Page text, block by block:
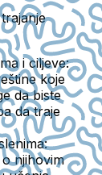
i ciljeve:
koje
da biste
da traje
njihovim